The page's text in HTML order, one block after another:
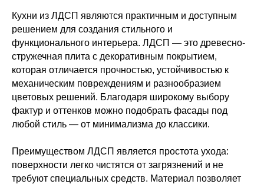
Кухни из ЛДСП являются практичным и доступным
решением для создания стильного и
функционального интерьера. ЛДСП — это древесно-
стружечная плита с декоративным покрытием,
которая отличается прочностью, устойчивостью к
механическим повреждениям и разнообразием
цветовых решений. Благодаря широкому выбору
фактур и оттенков можно подобрать фасады под
любой стиль — от минимализма до классики.
Преимуществом ЛДСП является простота ухода:
поверхности легко чистятся от загрязнений и не
требуют специальных средств. Материал позволяет